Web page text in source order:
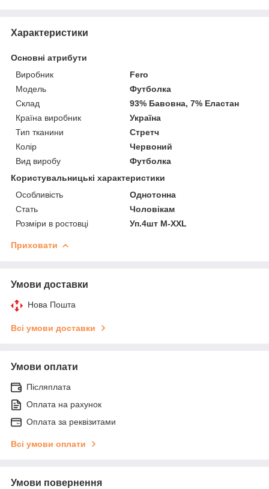
Характеристики
Основні атрибути
Виробник
Fero
Модель
Футболка
Склад
93% Бавовна, 7% Еластан
Країна виробник
Україна
Тип тканини
Стретч
Колір
Червоний
Вид виробу
Футболка
Користувальницькі характеристики
Особливість
Однотонна
Стать
Чоловікам
Розміри в ростовці
Уп.4шт M-XXL
Приховати
Умови доставки
Нова Пошта
Всі умови доставки
Умови оплати
Післяплата
Оплата на рахунок
Оплата за реквізитами
Всі умови оплати
Умови повернення